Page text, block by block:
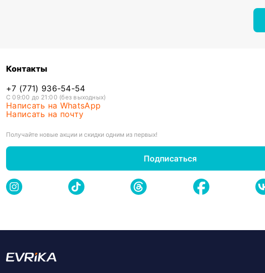
Контакты
+7 (771) 936-54-54
С 09:00 до 21:00 (без выходных)
Написать на WhatsApp
Написать на почту
Получайте новые акции и скидки одним из первых!
Подписаться